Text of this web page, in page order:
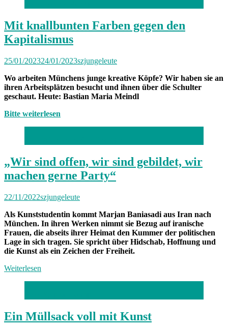
Mit knallbunten Farben gegen den
Kapitalismus
25/01/202324/01/2023szjungeleute
Wo arbeiten Münchens junge kreative Köpfe? Wir haben sie an
ihren Arbeitsplätzen besucht und ihnen über die Schulter
geschaut. Heute: Bastian Maria Meindl
Bitte weiterlesen
„Wir sind offen, wir sind gebildet, wir
machen gerne Party“
22/11/2022szjungeleute
Als Kunststudentin kommt Marjan Baniasadi aus Iran nach
München. In ihren Werken nimmt sie Bezug auf iranische
Frauen, die abseits ihrer Heimat den Kummer der politischen
Lage in sich tragen. Sie spricht über Hidschab, Hoffnung und
die Kunst als ein Zeichen der Freiheit.
Weiterlesen
Ein Müllsack voll mit Kunst